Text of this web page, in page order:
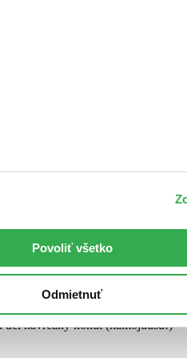
Povoliť všetko
Odmietnuť
Býva so svojimi rodičmi na kraji
a Ariol je tak trochu buchnutý do
učí navrčaný kohút (namojdušu!)